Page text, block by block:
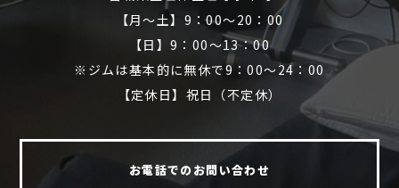
【月～土】9：00～20：00
【日】9：00～13：00
※ジムは基本的に無休で9：00～24：00
【定休日】祝日（不定休）
お電話でのお問い合わせ